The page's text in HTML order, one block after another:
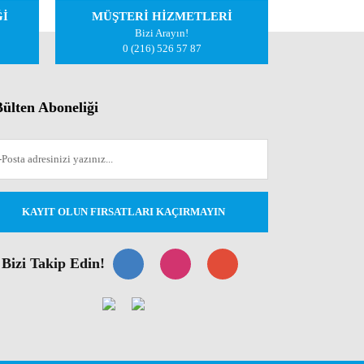
MÜŞTERİ HİZMETLERİ
Bizi Arayın!
0 (216) 526 57 87
Aboneliği
KAYIT OLUN FIRSATLARI KAÇIRMAYIN
Bizi Takip Edin!